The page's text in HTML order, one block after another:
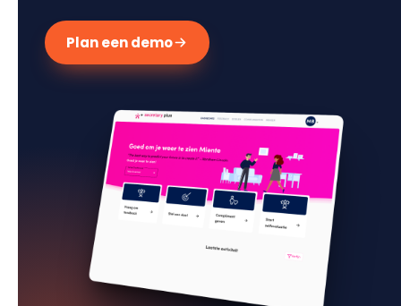
Plan een demo